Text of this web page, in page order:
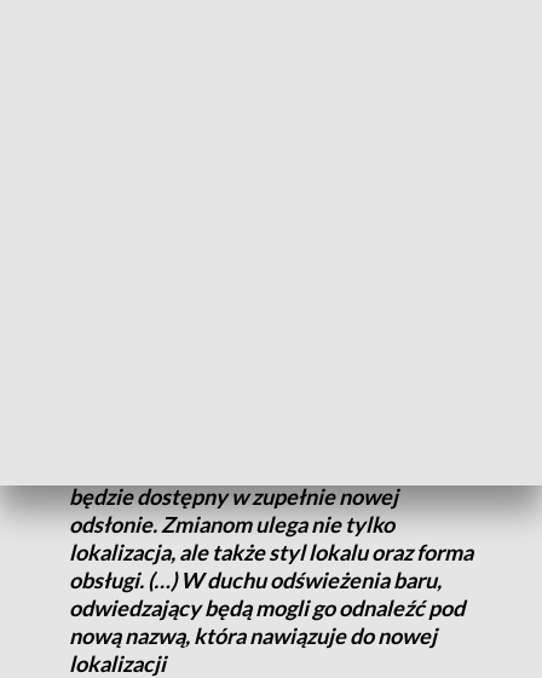
będzie dostępny w zupełnie nowej
odsłonie. Zmianom ulega nie tylko
lokalizacja, ale także styl lokalu oraz forma
obsługi. (…) W duchu odświeżenia baru,
odwiedzający będą mogli go odnaleźć pod
nową nazwą, która nawiązuje do nowej
lokalizacji